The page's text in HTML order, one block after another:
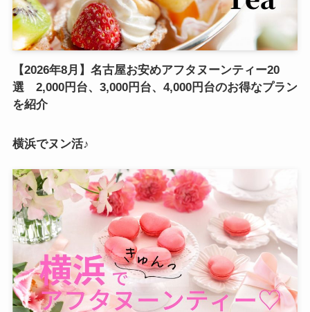
【2026年8月】名古屋お安めアフタヌーンティー20
選 2,000円台、3,000円台、4,000円台のお得なプラン
を紹介
横浜でヌン活♪